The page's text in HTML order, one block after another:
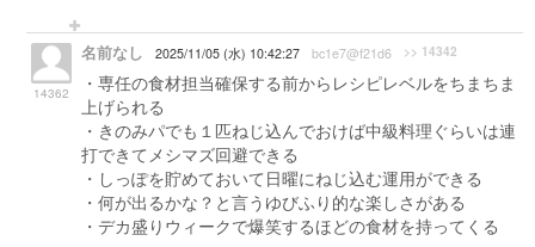
14362
名前なし 2025/11/05 (水) 10:42:27 bc1e7@f21d6 >> 14342
・専任の食材担当確保する前からレシピレベルをちまちま
上げられる
・きのみパでも１匹ねじ込んでおけば中級料理ぐらいは連
打できてメシマズ回避できる
・しっぽを貯めておいて日曜にねじ込む運用ができる
・何が出るかな？と言うゆびふり的な楽しさがある
・デカ盛りウィークで爆笑するほどの食材を持ってくる